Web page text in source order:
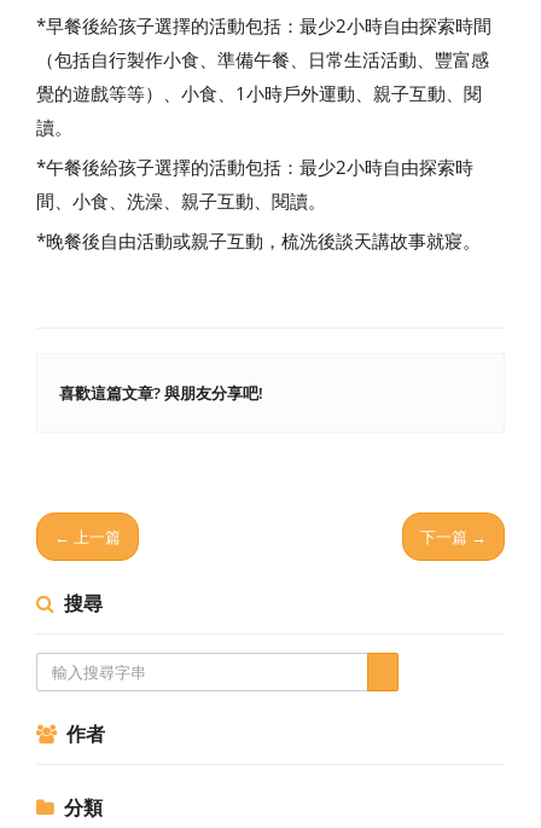
*早餐後給孩子選擇的活動包括：最少2小時自由探索時間
（包括自行製作小食、準備午餐、日常生活活動、豐富感
覺的遊戲等等）、小食、1小時戶外運動、親子互動、閱
讀。
*午餐後給孩子選擇的活動包括：最少2小時自由探索時
間、小食、洗澡、親子互動、閱讀。
*晚餐後自由活動或親子互動，梳洗後談天講故事就寢。
喜歡這篇文章? 與朋友分享吧!
← 上一篇 下一篇 →
搜尋
作者
分類